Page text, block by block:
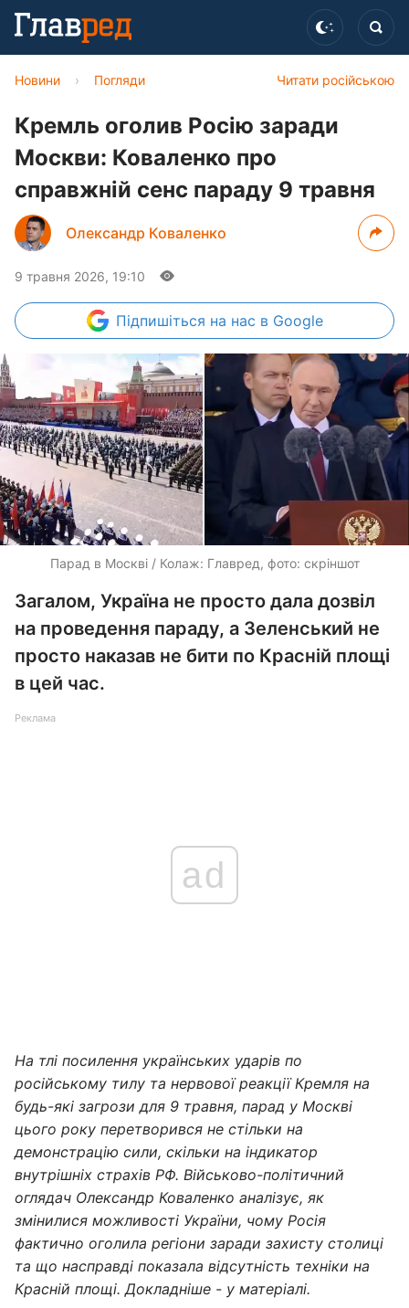
Читати російською
Новини › Погляди
Кремль оголив Росію заради
Москви: Коваленко про
справжній сенс параду 9 травня
Олександр Коваленко
9 травня 2026, 19:10
Підпишіться на нас в Google
Парад в Москві / Колаж: Главред, фото: скріншот
Загалом, Україна не просто дала дозвіл
на проведення параду, а Зеленський не
просто наказав не бити по Красній площі
в цей час.
Реклама
ad
На тлі посилення українських ударів по
російському тилу та нервової реакції Кремля на
будь-які загрози для 9 травня, парад у Москві
цього року перетворився не стільки на
демонстрацію сили, скільки на індикатор
внутрішніх страхів РФ. Військово-політичний
оглядач Олександр Коваленко аналізує, як
змінилися можливості України, чому Росія
фактично оголила регіони заради захисту столиці
та що насправді показала відсутність техніки на
Красній площі. Докладніше - у матеріалі.